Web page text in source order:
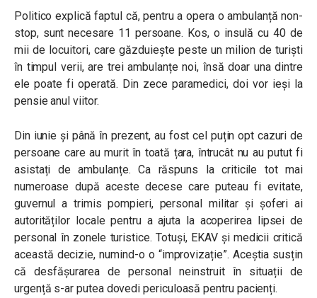
Politico explică faptul că, pentru a opera o ambulanță non-
stop, sunt necesare 11 persoane. Kos, o insulă cu 40 de
mii de locuitori, care găzduiește peste un milion de turiști
în timpul verii, are trei ambulanțe noi, însă doar una dintre
ele poate fi operată. Din zece paramedici, doi vor ieși la
pensie anul viitor.
Din iunie și până în prezent, au fost cel puțin opt cazuri de
persoane care au murit în toată țara, întrucât nu au putut fi
asistați de ambulanțe. Ca răspuns la criticile tot mai
numeroase după aceste decese care puteau fi evitate,
guvernul a trimis pompieri, personal militar și șoferi ai
autorităților locale pentru a ajuta la acoperirea lipsei de
personal în zonele turistice. Totuși, EKAV și medicii critică
această decizie, numind-o o “improvizație”. Aceștia susțin
că desfășurarea de personal neinstruit în situații de
urgență s-ar putea dovedi periculoasă pentru pacienți.